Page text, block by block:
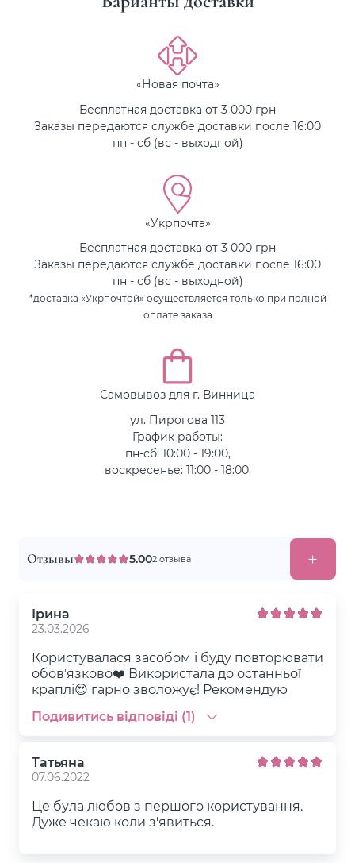
«Новая почта»
Бесплатная доставка от 3 000 грн
Заказы передаются службе доставки после 16:00
пн - сб (вс - выходной)
«Укрпочта»
Бесплатная доставка от 3 000 грн
Заказы передаются службе доставки после 16:00
пн - сб (вс - выходной)
*доставка «Укрпочтой» осуществляется только при полной
оплате заказа
Самовывоз для г. Винница
ул. Пирогова 113
График работы:
пн-сб: 10:00 - 19:00,
воскресенье: 11:00 - 18:00.
Отзывы 5.002 отзыва
Ірина
23.03.2026
Користувалася засобом і буду повторювати
обовʼязково❤️ Використала до останньої
краплі😍 гарно зволожує! Рекомендую
Подивитись відповіді (1)
Татьяна
07.06.2022
Це була любов з першого користування.
Дуже чекаю коли з'явиться.